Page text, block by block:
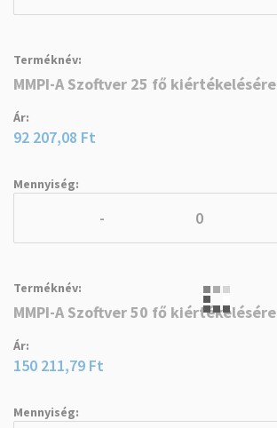
MMPI-A Szoftver 25 fő kiértékelésére
92 207,08 Ft
-
MMPI-A Szoftver 50 fő kiértékelésére
150 211,79 Ft